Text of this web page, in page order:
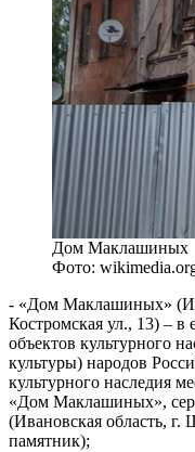
Дом Маклашиных
Фото:
- «Дом Маклашиных»
Костромская ул., 13) – в
объектов культурного
культуры) народов
культурного наследия
«Дом Маклашиных»,
(Ивановская область, г.
памятник);